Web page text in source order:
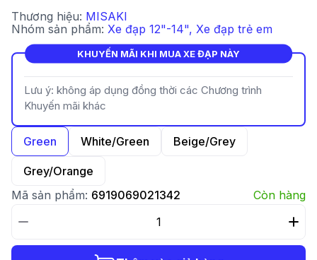
Thương hiệu: MISAKI
Nhóm sản phẩm: Xe đạp 12"-14", Xe đạp trẻ em
KHUYẾN MÃI KHI MUA XE ĐẠP NÀY
Lưu ý: không áp dụng đồng thời các Chương trình
Khuyến mãi khác
Green White/Green Beige/Grey
Grey/Orange
Mã sản phẩm: 6919069021342 Còn hàng